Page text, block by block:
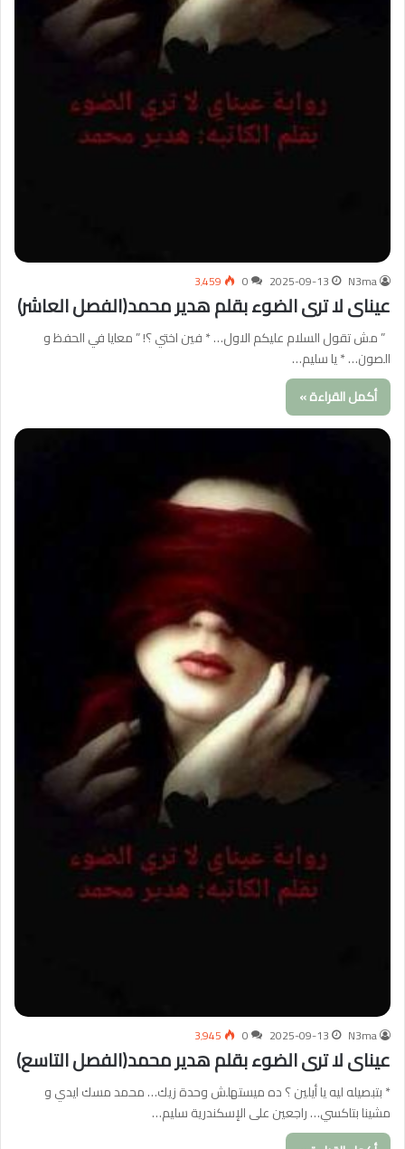
N3ma
2025-09-13
0 3٬459
عيناى لا ترى الضوء بقلم هدير محمد(الفصل العاشر)
” مش تقول السلام عليكم الاول… * فين اختي ؟! ” معايا في الحفظ و
الصون… * يا سليم…
أكمل القراءة »
N3ma
2025-09-13
0 3٬945
عيناى لا ترى الضوء بقلم هدير محمد(الفصل التاسع)
* بتبصيله ليه يا أيلين ؟ ده ميستهلش وحدة زيك… محمد مسك ايدي و
مشينا بتاكسي… راجعين على الإسكندرية سليم…